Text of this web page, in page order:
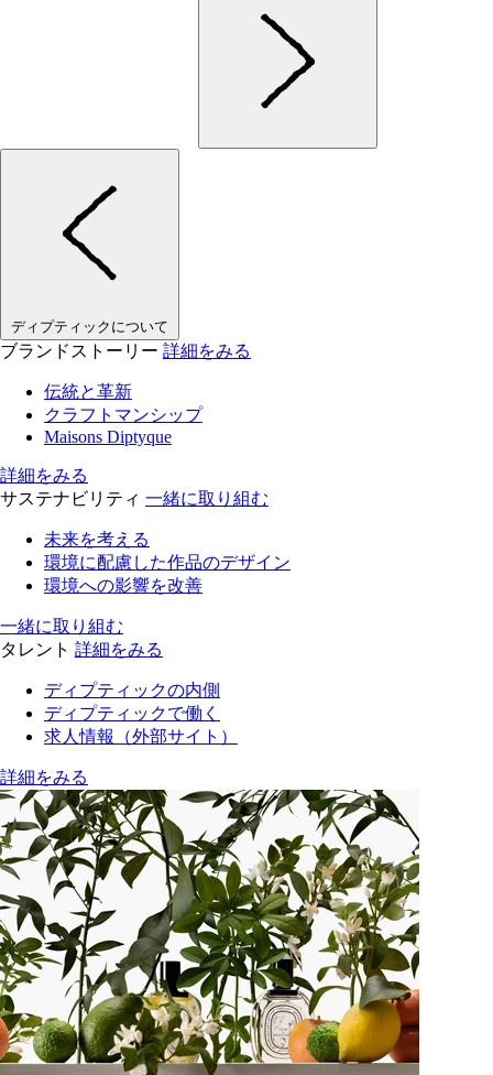
ディプティックについて
ブランドストーリー 詳細をみる
伝統と革新
クラフトマンシップ
Maisons Diptyque
詳細をみる
サステナビリティ 一緒に取り組む
未来を考える
環境に配慮した作品のデザイン
環境への影響を改善
一緒に取り組む
タレント 詳細をみる
ディプティックの内側
ディプティックで働く
求人情報（外部サイト）
詳細をみる